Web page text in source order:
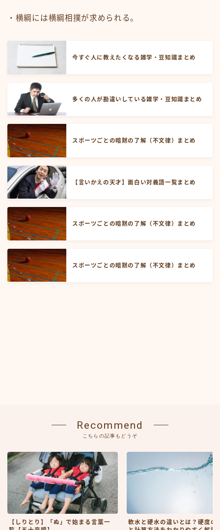
・横綱には横綱相撲が求められる。
今すぐ人に教えたくなる雑学・豆知識まとめ
多くの人が勘違いしている雑学・豆知識まとめ
スポーツごとの暗黙の了解（不文律）まとめ
【言いかえの天才】面白い対義語一覧まとめ
スポーツごとの暗黙の了解（不文律）まとめ
スポーツごとの暗黙の了解（不文律）まとめ
Recommend
こちらの記事もどうぞ
【しりとり】「ぬ」で始まる言葉一
軟水と硬水の違いとは？硬度の